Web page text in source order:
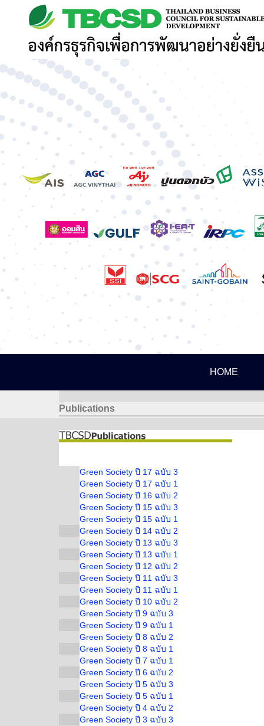
HOME
Publications
Green Society ปี 17 ฉบับ 3
Green Society ปี 17 ฉบับ 1
Green Society ปี 16 ฉบับ 2
Green Society ปี 15 ฉบับ 3
Green Society ปี 15 ฉบับ 1
Green Society ปี 14 ฉบับ 2
Green Society ปี 13 ฉบับ 3
Green Society ปี 13 ฉบับ 1
Green Society ปี 12 ฉบับ 2
Green Society ปี 11 ฉบับ 3
Green Society ปี 11 ฉบับ 1
Green Society ปี 10 ฉบับ 2
Green Society ปี 9 ฉบับ 3
Green Society ปี 9 ฉบับ 1
Green Society ปี 8 ฉบับ 2
Green Society ปี 8 ฉบับ 1
Green Society ปี 7 ฉบับ 1
Green Society ปี 6 ฉบับ 2
Green Society ปี 5 ฉบับ 3
Green Society ปี 5 ฉบับ 1
Green Society ปี 4 ฉบับ 2
Green Society ปี 3 ฉบับ 3